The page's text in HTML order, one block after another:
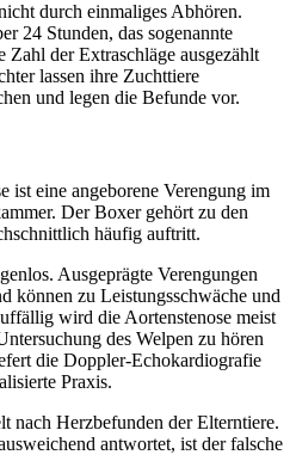
durch einmaliges Abhören.
24 Stunden, das sogenannte
der Extraschläge ausgezählt
lassen ihre Zuchttiere
und legen die Befunde vor.
ist eine angeborene Verengung im
Der Boxer gehört zu den
häufig auftritt.
Ausgeprägte Verengungen
können zu Leistungsschwäche und
wird die Aortenstenose meist
des Welpen zu hören
die Doppler-Echokardiografie
Praxis.
nach Herzbefunden der Elterntiere.
antwortet, ist der falsche